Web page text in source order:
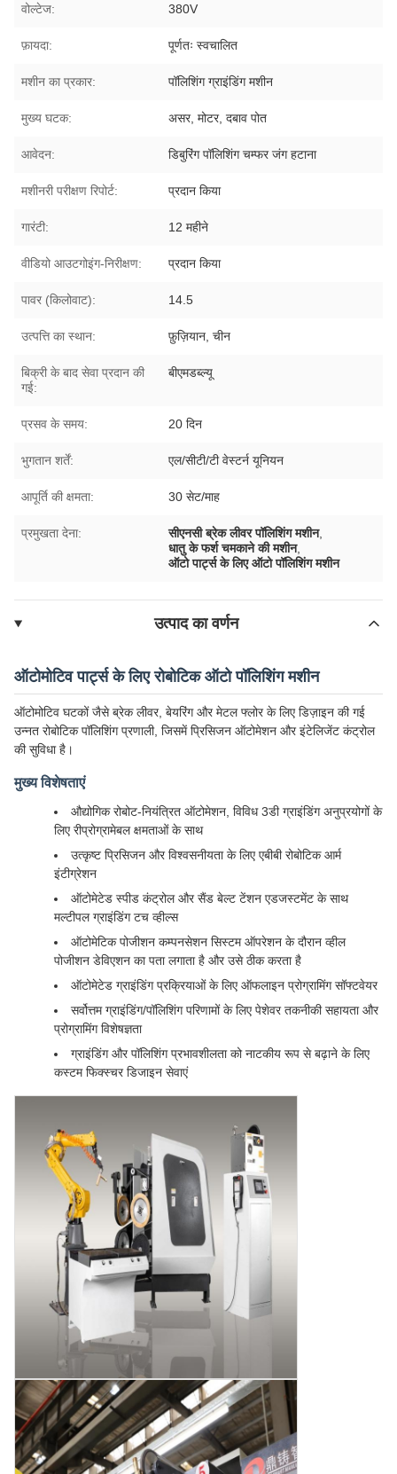
वोल्टेज: 380V
फ़ायदा: पूर्णतः स्वचालित
मशीन का प्रकार: पॉलिशिंग ग्राइंडिंग मशीन
मुख्य घटक: असर, मोटर, दबाव पोत
आवेदन: डिबुरिंग पॉलिशिंग चम्फर जंग हटाना
मशीनरी परीक्षण रिपोर्ट: प्रदान किया
गारंटी: 12 महीने
वीडियो आउटगोइंग-निरीक्षण: प्रदान किया
पावर (किलोवाट): 14.5
उत्पत्ति का स्थान: फ़ुज़ियान, चीन
बिक्री के बाद सेवा प्रदान की
गई:
बीएमडब्ल्यू
प्रसव के समय: 20 दिन
भुगतान शर्तें: एल/सीटी/टी वेस्टर्न यूनियन
आपूर्ति की क्षमता: 30 सेट/माह
प्रमुखता देना: सीएनसी ब्रेक लीवर पॉलिशिंग मशीन,
धातु के फर्श चमकाने की मशीन,
ऑटो पार्ट्स के लिए ऑटो पॉलिशिंग मशीन
उत्पाद का वर्णन
ऑटोमोटिव पार्ट्स के लिए रोबोटिक ऑटो पॉलिशिंग मशीन
ऑटोमोटिव घटकों जैसे ब्रेक लीवर, बेयरिंग और मेटल फ्लोर के लिए डिज़ाइन की गई
उन्नत रोबोटिक पॉलिशिंग प्रणाली, जिसमें प्रिसिजन ऑटोमेशन और इंटेलिजेंट कंट्रोल
की सुविधा है।
मुख्य विशेषताएं
औद्योगिक रोबोट-नियंत्रित ऑटोमेशन, विविध 3डी ग्राइंडिंग अनुप्रयोगों के
लिए रीप्रोग्रामेबल क्षमताओं के साथ
उत्कृष्ट प्रिसिजन और विश्वसनीयता के लिए एबीबी रोबोटिक आर्म
इंटीग्रेशन
ऑटोमेटेड स्पीड कंट्रोल और सैंड बेल्ट टेंशन एडजस्टमेंट के साथ
मल्टीपल ग्राइंडिंग टच व्हील्स
ऑटोमेटिक पोजीशन कम्पनसेशन सिस्टम ऑपरेशन के दौरान व्हील
पोजीशन डेविएशन का पता लगाता है और उसे ठीक करता है
ऑटोमेटेड ग्राइंडिंग प्रक्रियाओं के लिए ऑफलाइन प्रोग्रामिंग सॉफ्टवेयर
सर्वोत्तम ग्राइंडिंग/पॉलिशिंग परिणामों के लिए पेशेवर तकनीकी सहायता और
प्रोग्रामिंग विशेषज्ञता
ग्राइंडिंग और पॉलिशिंग प्रभावशीलता को नाटकीय रूप से बढ़ाने के लिए
कस्टम फिक्स्चर डिजाइन सेवाएं